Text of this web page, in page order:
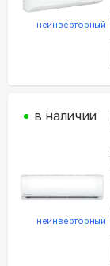
неинверторный
неинверторный
в наличии